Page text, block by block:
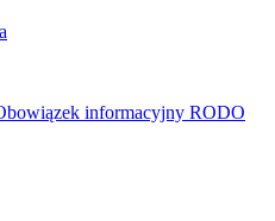
informacyjny RODO